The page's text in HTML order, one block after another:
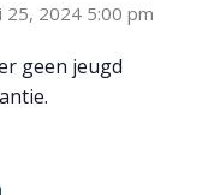
25, 2024 5:00 pm
geen jeugd